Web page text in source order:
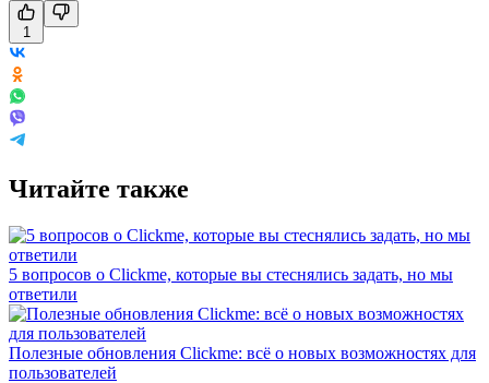
1
Читайте также
5 вопросов о Clickme, которые вы стеснялись задать, но мы
ответили
Полезные обновления Clickme: всё о новых возможностях для
пользователей